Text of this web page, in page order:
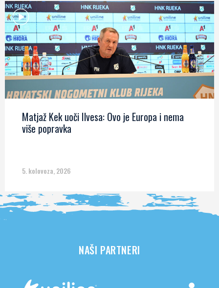
Matjaž Kek uoči Ilvesa: Ovo je Europa i nema
više popravka
5. kolovoza, 2026
NAŠI PARTNERI